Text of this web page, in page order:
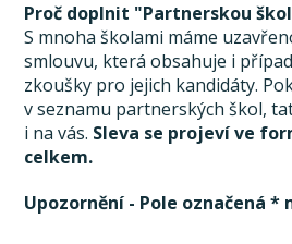
Proč doplnit "Partnerskou
S mnoha školami máme
smlouvu, která obsahuje i
zkoušky pro jejich kandidáty.
v seznamu partnerských škol,
i na vás. Sleva se projeví ve
celkem.
Upozornění - Pole označená *